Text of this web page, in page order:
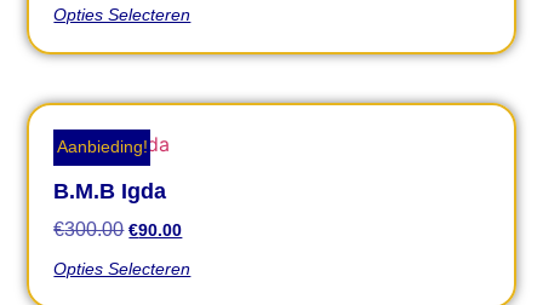
Opties Selecteren
Aanbieding!
B.M.B Igda
€300.00 €90.00
Opties Selecteren